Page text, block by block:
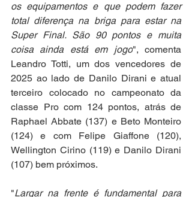
os equipamentos e que podem fazer
total diferença na briga para estar na
Super Final. São 90 pontos e muita
coisa ainda está em jogo", comenta
Leandro Totti, um dos vencedores de
2025 ao lado de Danilo Dirani e atual
terceiro colocado no campeonato da
classe Pro com 124 pontos, atrás de
Raphael Abbate (137) e Beto Monteiro
(124) e com Felipe Giaffone (120),
Wellington Cirino (119) e Danilo Dirani
(107) bem próximos.
"Largar na frente é fundamental para